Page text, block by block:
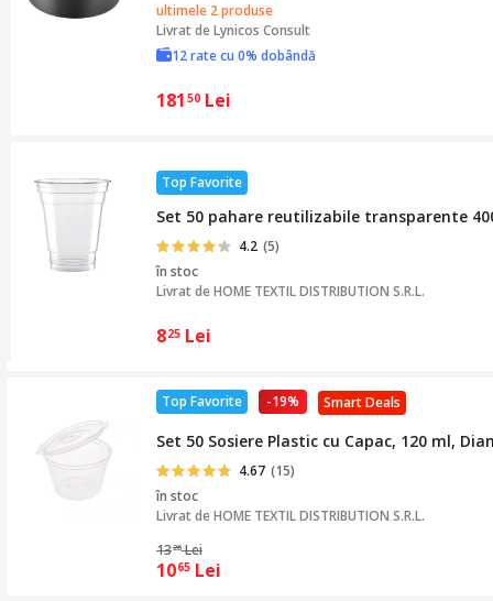
ultimele 2 produse
Livrat deLynicos Consult
12 rate cu 0% dobândă
181 50 Lei
Top Favorite
Set 50 pahare reutilizabile transparente
4.2 (5)
în stoc
Livrat deHOME TEXTIL DISTRIBUTION S.R.L.
825 Lei
Smart Deals
-19%
Top Favorite
Set 50 Sosiere Plastic cu Capac, 120 ml,
4.67 (15)
în stoc
Livrat deHOME TEXTIL DISTRIBUTION S.R.L.
1326 Lei
1065 Lei